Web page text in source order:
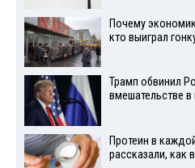
Почему
кто выиграл
Трамп обвинил
вмешательстве
Протеин в
рассказали, как